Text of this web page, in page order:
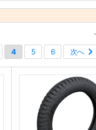
4 5 6 次へ